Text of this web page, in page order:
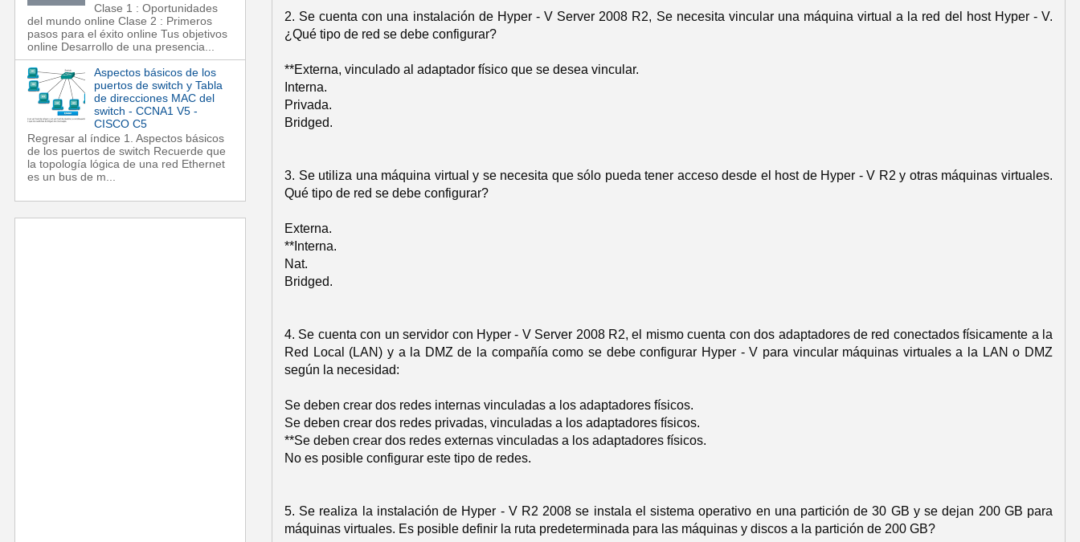
2. Se cuenta con una instalación de Hyper - V Server 2008 R2, Se necesita vincular una máquina virtual a la red del host Hyper - V.
¿Qué tipo de red se debe configurar?
**Externa, vinculado al adaptador físico que se desea vincular.
Interna.
Privada.
Bridged.
3. Se utiliza una máquina virtual y se necesita que sólo pueda tener acceso desde el host de Hyper - V R2 y otras máquinas virtuales.
Qué tipo de red se debe configurar?
Externa.
**Interna.
Nat.
Bridged.
4. Se cuenta con un servidor con Hyper - V Server 2008 R2, el mismo cuenta con dos adaptadores de red conectados físicamente a la
Red Local (LAN) y a la DMZ de la compañía como se debe configurar Hyper - V para vincular máquinas virtuales a la LAN o DMZ
según la necesidad:
Se deben crear dos redes internas vinculadas a los adaptadores físicos.
Se deben crear dos redes privadas, vinculadas a los adaptadores físicos.
**Se deben crear dos redes externas vinculadas a los adaptadores físicos.
No es posible configurar este tipo de redes.
5. Se realiza la instalación de Hyper - V R2 2008 se instala el sistema operativo en una partición de 30 GB y se dejan 200 GB para
máquinas virtuales. Es posible definir la ruta predeterminada para las máquinas y discos a la partición de 200 GB?
Clase 1 : Oportunidades
del mundo online Clase 2 : Primeros
pasos para el éxito online Tus objetivos
online Desarrollo de una presencia...
Aspectos básicos de los
puertos de switch y Tabla
de direcciones MAC del
switch - CCNA1 V5 -
CISCO C5
Regresar al índice 1. Aspectos básicos
de los puertos de switch Recuerde que
la topología lógica de una red Ethernet
es un bus de m...